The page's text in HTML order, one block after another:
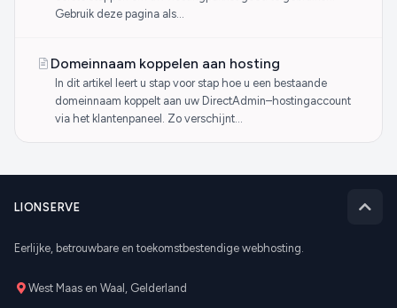
Gebruik deze pagina als...
Domeinnaam koppelen aan hosting
In dit artikel leert u stap voor stap hoe u een bestaande
domeinnaam koppelt aan uw DirectAdmin–hostingaccount
via het klantenpaneel. Zo verschijnt...
LIONSERVE
Eerlijke, betrouwbare en toekomstbestendige webhosting.
West Maas en Waal, Gelderland